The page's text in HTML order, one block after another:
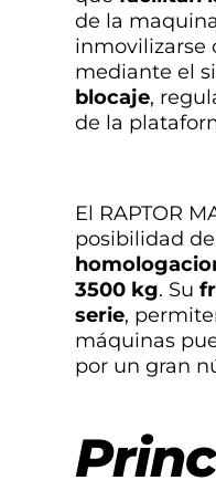
de la
inmovilizarse
mediante el
blocaje,
de la
El RAPTOR
posibilidad de
3500 kg. Su
serie,
máquinas
por un gran